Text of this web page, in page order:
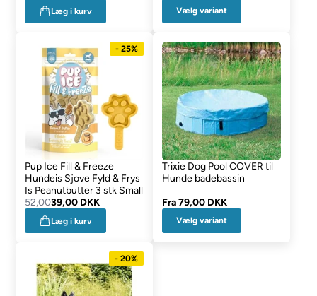
Læg i kurv Vælg variant
- 25%
Pup Ice Fill & Freeze
Hundeis Sjove Fyld & Frys
Is Peanutbutter 3 stk Small
52,0039,00 DKK
Læg i kurv
Trixie Dog Pool COVER til
Hunde badebassin
Fra79,00 DKK
Vælg variant
- 20%